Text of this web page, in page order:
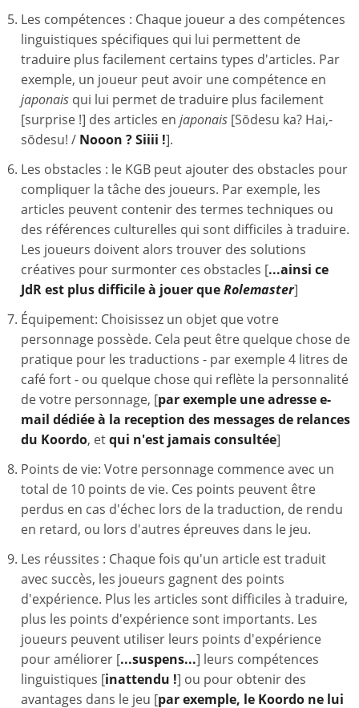
Les compétences : Chaque joueur a des compétences
linguistiques spécifiques qui lui permettent de
traduire plus facilement certains types d'articles. Par
exemple, un joueur peut avoir une compétence en
japonais qui lui permet de traduire plus facilement
[surprise !] des articles en japonais [Sōdesu ka? Hai,-
sōdesu! / Nooon ? Siiii !].
Les obstacles : le KGB peut ajouter des obstacles pour
compliquer la tâche des joueurs. Par exemple, les
articles peuvent contenir des termes techniques ou
des références culturelles qui sont difficiles à traduire.
Les joueurs doivent alors trouver des solutions
créatives pour surmonter ces obstacles [...ainsi ce
JdR est plus difficile à jouer queRolemaster]
Équipement: Choisissez un objet que votre
personnage possède. Cela peut être quelque chose de
pratique pour les traductions - par exemple 4 litres de
café fort - ou quelque chose qui reflète la personnalité
de votre personnage, [par exemple une adresse e-
mail dédiée à la reception des messages de relances
du Koordo, etqui n'est jamais consultée]
Points de vie: Votre personnage commence avec un
total de 10 points de vie. Ces points peuvent être
perdus en cas d'échec lors de la traduction, de rendu
en retard, ou lors d'autres épreuves dans le jeu.
Les réussites : Chaque fois qu'un article est traduit
avec succès, les joueurs gagnent des points
d'expérience. Plus les articles sont difficiles à traduire,
plus les points d'expérience sont importants. Les
joueurs peuvent utiliser leurs points d'expérience
pour améliorer [...suspens...] leurs compétences
linguistiques [inattendu !] ou pour obtenir des
avantages dans le jeu [par exemple, le Koordo ne lui